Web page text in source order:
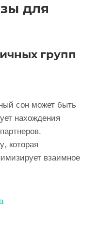
для
групп
сон может быть
нахождения
которая
взаимное